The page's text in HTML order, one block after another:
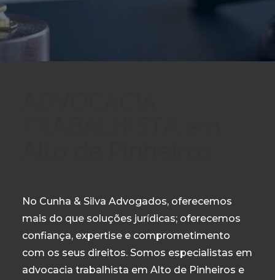
No Cunha & Silva Advogados, oferecemos
mais do que soluções jurídicas; oferecemos
confiança, expertise e comprometimento
com os seus direitos. Somos especialistas em
advocacia trabalhista em Alto de Pinheiros e